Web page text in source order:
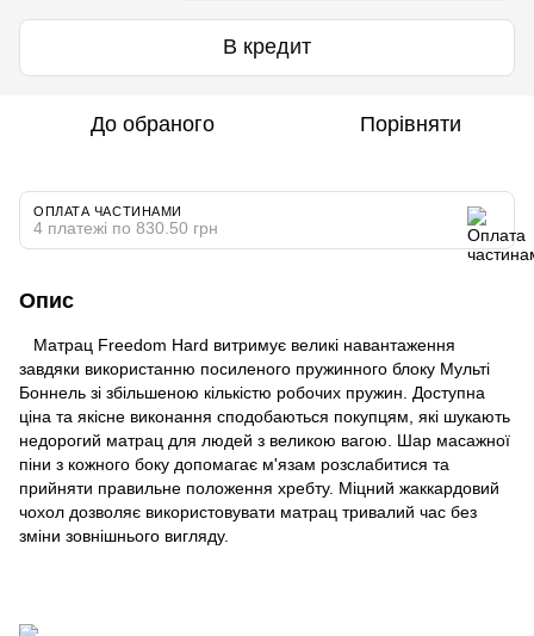
В кредит
До обраного Порівняти
ОПЛАТА ЧАСТИНАМИ
4 платежі по 830.50 грн
Опис
Матрац Freedom Hard витримує великі навантаження
завдяки використанню посиленого пружинного блоку Мульті
Боннель зі збільшеною кількістю робочих пружин. Доступна
ціна та якісне виконання сподобаються покупцям, які шукають
недорогий матрац для людей з великою вагою. Шар масажної
піни з кожного боку допомагає м'язам розслабитися та
прийняти правильне положення хребту. Міцний жаккардовий
чохол дозволяє використовувати матрац тривалий час без
зміни зовнішнього вигляду.